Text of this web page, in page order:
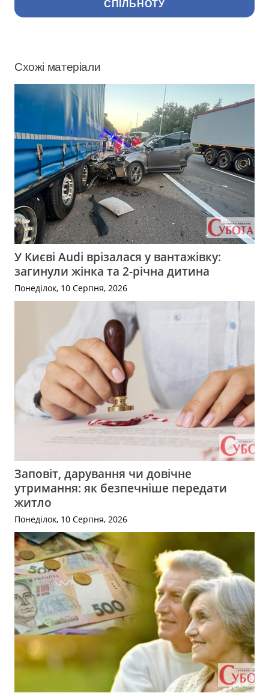
СПІЛЬНОТУ
Схожі матеріали
У Києві Audi врізалася у вантажівку:
загинули жінка та 2-річна дитина
Понеділок, 10 Серпня, 2026
Заповіт, дарування чи довічне
утримання: як безпечніше передати
житло
Понеділок, 10 Серпня, 2026